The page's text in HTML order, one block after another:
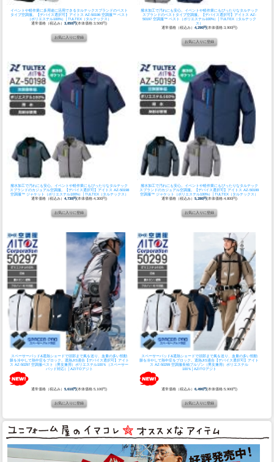
イベントや軽作業に多用途に活用できるタルテックスブランドのベスト
タイプ空調服。
【デバイス選択可】アイトス AZ-50196 空調服™ ベスト
（ポリエステル100%）│TULTEX（タルテックス）
通常価格（税込み）3,850円(本体価格:3,500円)
撥水加工で汚れにも安心。イベントや軽作業にもぴったりなタルテック
スブランドのベストタイプ空調服。
【デバイス選択可】アイトス AZ-
50197 空調服™ ベスト（ポリエステル100%）│TULTEX（タルテック
ス）
通常価格（税込み） 4,290円(本体価格:3,900円)
撥水加工で汚れにも安心。イベントや軽作業にもぴったりなタルテック
スブランドのカジュアル空調服。
【デバイス選択可】アイトス AZ-50198
空調服™ ジャケット（ポリエステル100%）│TULTEX（タルテックス）
通常価格（税込み）4,730円(本体価格:4,300円)
撥水加工で汚れにも安心。イベントや軽作業にもぴったりなタルテック
スブランドのカジュアル空調服。
【デバイス選択可】アイトス AZ-50199
空調服™ ジャケット（ポリエステル100%）│TULTEX（タルテックス）
通常価格（税込み） 5,280円(本体価格:4,800円)
スペーサーパッド&遮熱シェードで頭部まで風を送り、血量の多い頸動
脈を冷やして熱中症をブロック。遮熱JIS適合【デバイス選択可】アイト
ス AZ-50297 空調服ベスト（男女兼用）ポリエステル100％（スペーサー
パッド対応）│AZITOアジト
通常価格（税込み）5,610円(本体価格:5,100円)
スペーサーパッド&遮熱シェードで頭部まで風を送り、血量の多い頸動
脈を冷やして熱中症をブロック。遮熱JIS適合 【デバイス選択可】アイト
ス AZ-50299 空調服長袖ブルゾン（男女兼用）ポリエステル
100％│AZITOアジト
通常価格（税込み） 6,490円(本体価格:5,900円)